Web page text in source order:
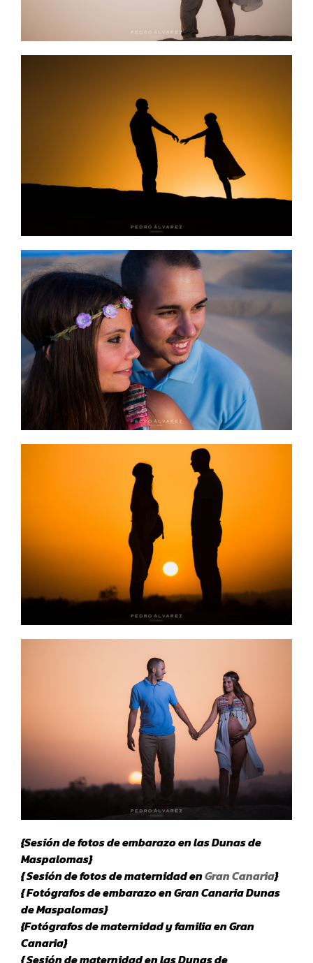
{Sesión de fotos de embarazo en las Dunas de
Maspalomas}
{ Sesión de fotos de maternidad enGran Canaria}
{ Fotógrafos de embarazo en Gran Canaria Dunas
de Maspalomas}
{Fotógrafos de maternidad y familia en Gran
Canaria}
{ Sesión de maternidad en las Dunas de